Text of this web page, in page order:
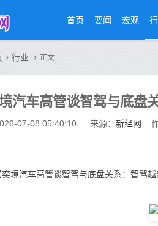
首页 要闻 宏观
行业 正文
汽车高管谈智驾与底盘
07-08 05:40:10 来源： 新经网 作
境汽车高管谈智驾与底盘关系：智驾